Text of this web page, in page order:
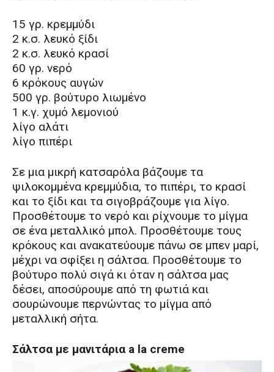
15 γρ. κρεμμύδι
2 κ.σ. λευκό ξίδι
2 κ.σ. λευκό κρασί
60 γρ. νερό
6 κρόκους αυγών
500 γρ. βούτυρο λιωμένο
1 κ.γ. χυμό λεμονιού
λίγο αλάτι
λίγο πιπέρι
Σε μια μικρή κατσαρόλα βάζουμε τα
ψιλοκομμένα κρεμμύδια, το πιπέρι, το κρασί
και το ξίδι και τα σιγοβράζουμε για λίγο.
Προσθέτουμε το νερό και ρίχνουμε το μίγμα
σε ένα μεταλλικό μπολ. Προσθέτουμε τους
κρόκους και ανακατεύουμε πάνω σε μπεν μαρί,
μέχρι να σφίξει η σάλτσα. Προσθέτουμε το
βούτυρο πολύ σιγά κι όταν η σάλτσα μας
δέσει, αποσύρουμε από τη φωτιά και
σουρώνουμε περνώντας το μίγμα από
μεταλλική σήτα.
Σάλτσα με μανιτάρια a la creme